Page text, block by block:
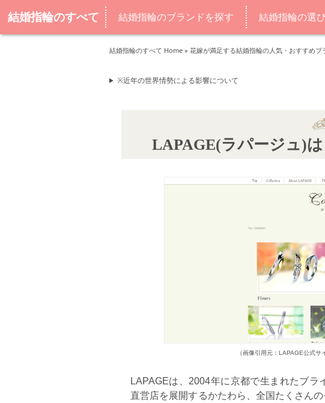
結婚指輪のすべて 結婚指輪のブランドを探す 結婚指輪の選
結婚指輪のすべて Home » 花嫁が満足する結婚指輪の人気・おすすめブ
※近年の世界情勢による影響について
LAPAGE(ラパージュ)
（画像引用元：LAPAGE公式
LAPAGEは、2004年に京都で生まれたブ
直営店を展開するかたわら、全国たくさん